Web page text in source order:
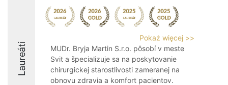
Laureáti
Pokaż więcej >>
MUDr. Bryja Martin S.r.o. pôsobí v meste
Svit a špecializuje sa na poskytovanie
chirurgickej starostlivosti zameranej na
obnovu zdravia a komfort pacientov.